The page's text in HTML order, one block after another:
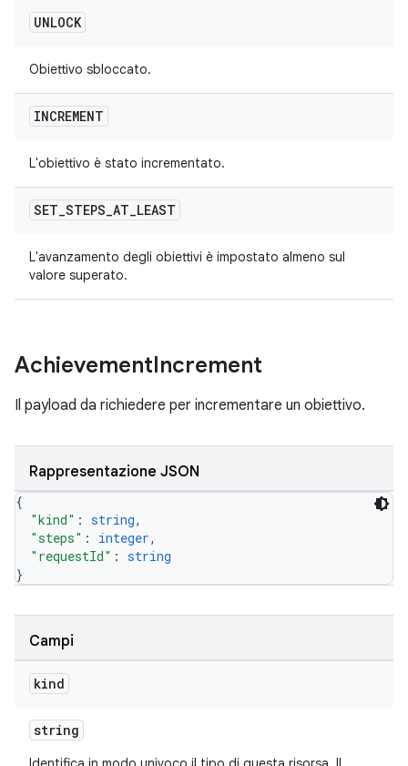
UNLOCK
Obiettivo sbloccato.
INCREMENT
L'obiettivo è stato incrementato.
SET_STEPS_AT_LEAST
L'avanzamento degli obiettivi è impostato almeno sul
valore superato.
AchievementIncrement
Il payload da richiedere per incrementare un obiettivo.
Rappresentazione JSON
{
"kind" : string,
"steps" : integer,
"requestId" : string
}
Campi
kind
string